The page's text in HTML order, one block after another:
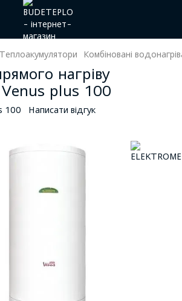
Комбіновані
нагріву
plus 100
100 Написати відгук